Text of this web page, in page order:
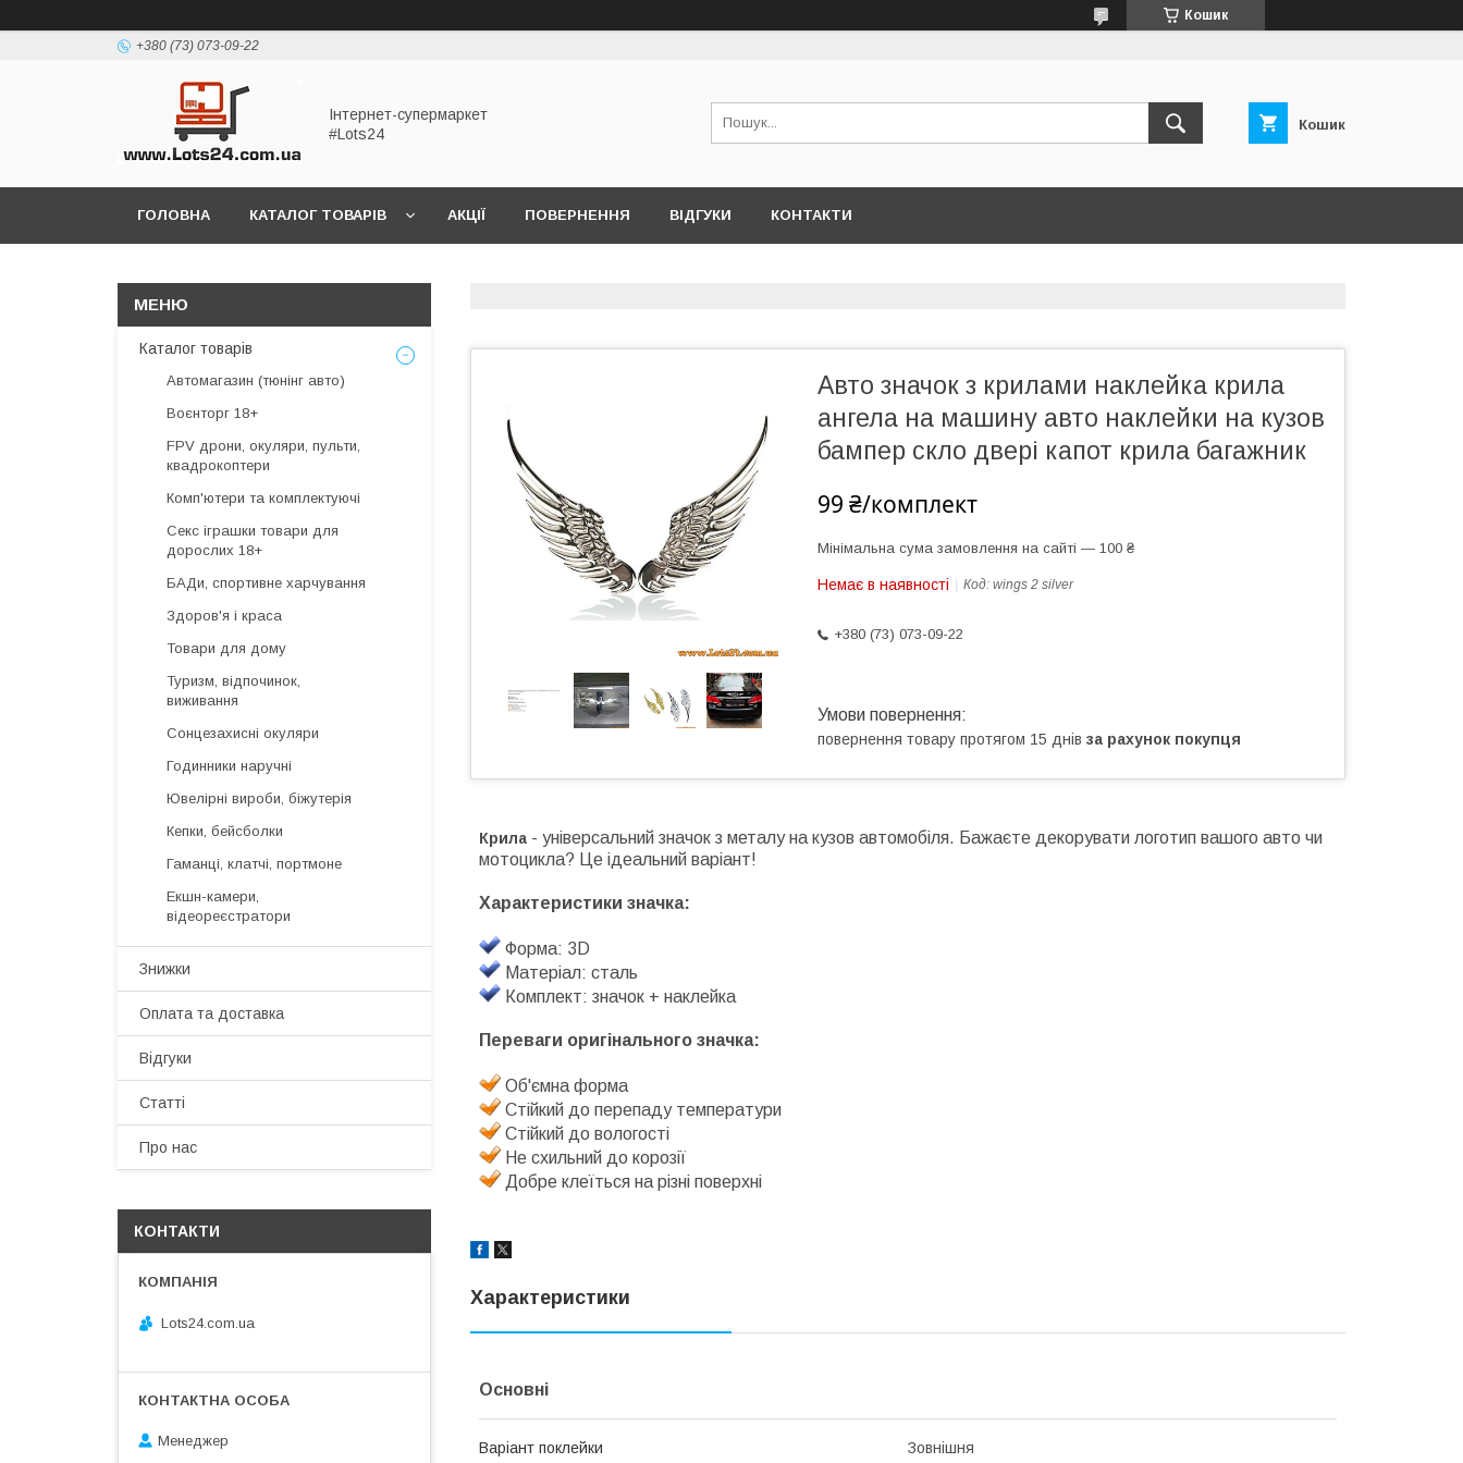
Кошик
+380 (73) 073-09-22
Інтернет-супермаркет
#Lots24
Кошик
ГОЛОВНА КАТАЛОГ ТОВАРІВ АКЦІЇ ПОВЕРНЕННЯ ВІДГУКИ КОНТАКТИ
Авто значок з крилами наклейка крила
ангела на машину авто наклейки на кузов
бампер скло двері капот крила багажник
99 ₴/комплект
Мінімальна сума замовлення на сайті — 100 ₴
Немає в наявності Код: wings 2 silver
+380 (73) 073-09-22
повернення товару протягом 15 днів за рахунок покупця
Крила - універсальний значок з металу на кузов автомобіля. Бажаєте декорувати логотип вашого авто чи
мотоцикла? Це ідеальний варіант!
Характеристики значка:
Форма: 3D
Матеріал: сталь
Комплект: значок + наклейка
Переваги оригінального значка:
Об'ємна форма
Стійкий до перепаду температури
Стійкий до вологості
Не схильний до корозії
Добре клеїться на різні поверхні
Характеристики
Основні
Варіант поклейки Зовнішня
Каталог товарів
Автомагазин (тюнінг авто)
Воєнторг 18+
FPV дрони, окуляри, пульти,
квадрокоптери
Комп'ютери та комплектуючі
Секс іграшки товари для
дорослих 18+
БАДи, спортивне харчування
Здоров'я і краса
Товари для дому
Туризм, відпочинок,
виживання
Сонцезахисні окуляри
Годинники наручні
Ювелірні вироби, біжутерія
Кепки, бейсболки
Гаманці, клатчі, портмоне
Екшн-камери,
відеореєстратори
Знижки
Оплата та доставка
Відгуки
Статті
Про нас
КОНТАКТИ
Lots24.com.ua
Менеджер